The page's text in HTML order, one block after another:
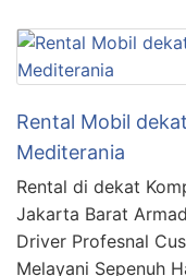
Rental Mobil
Mediterania
Rental di dekat
Jakarta Barat
Driver Profesnal
Melayani Sepenuh